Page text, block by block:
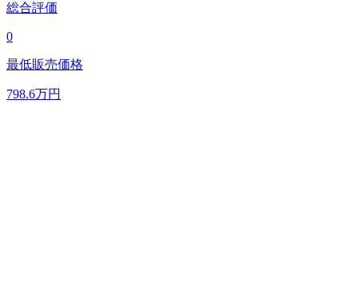
総合評価
0
最低販売価格
798.6万円